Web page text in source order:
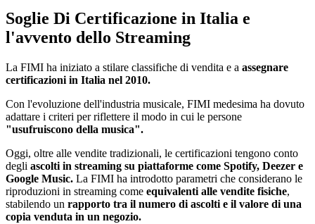
Soglie Di Certificazione in Italia e
l'avvento dello Streaming
La FIMI ha iniziato a stilare classifiche di vendita e a assegnare
certificazioni in Italia nel 2010.
Con l'evoluzione dell'industria musicale, FIMI medesima ha dovuto
adattare i criteri per riflettere il modo in cui le persone
"usufruiscono della musica".
Oggi, oltre alle vendite tradizionali, le certificazioni tengono conto
degli ascolti in streaming su piattaforme come Spotify, Deezer e
Google Music. La FIMI ha introdotto parametri che considerano le
riproduzioni in streaming come equivalenti alle vendite fisiche,
stabilendo un rapporto tra il numero di ascolti e il valore di una
copia venduta in un negozio.